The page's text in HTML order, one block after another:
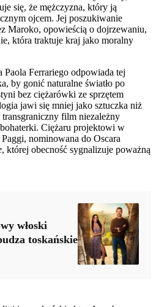
się, że mężczyzna, który ją
ojcem. Jej poszukiwanie
Maroko, opowieścią o dojrzewaniu,
która traktuje kraj jako moralny
Paola Ferrariego odpowiada tej
by gonić naturalne światło po
bez ciężarówki ze sprzętem
jawi się mniej jako sztuczka niż
film niezależny
Ciężaru projektowi w
nominowana do Oscara
, której obecność sygnalizuje poważną
włoski
toskańskie